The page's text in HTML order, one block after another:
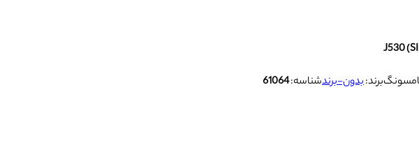
برند:بدون-برندشناسه:61064